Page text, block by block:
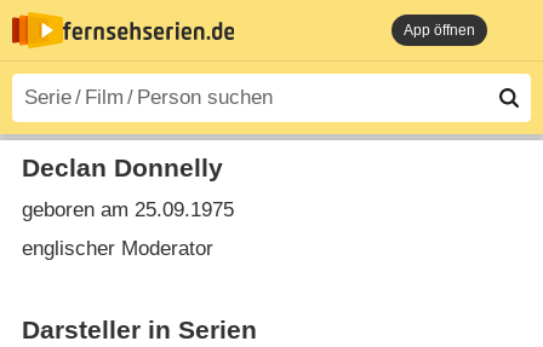
App öffnen
Declan Donnelly
geboren am 25.09.1975
englischer Moderator
Darsteller in Serien